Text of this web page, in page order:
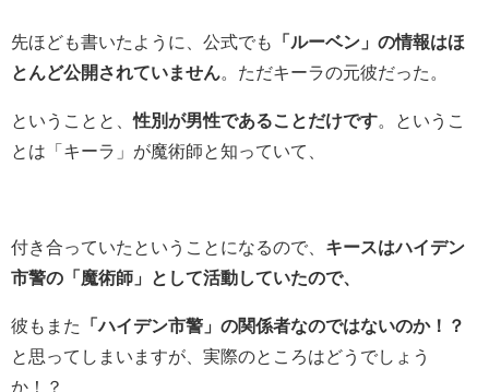
先ほども書いたように、公式でも
「ルーベン」の情報はほ
とんど公開されていません 。ただキーラの元彼だった。
ということと、性別が男性であることだけです 。というこ
とは「キーラ」が魔術師と知っていて、
付き合っていたということになるので、 キースはハイデン
市警の「魔術師」として活動していたので、
彼もまた
「ハイデン市警」の関係者なのではないのか！？
と思ってしまいますが、実際のところはどうでしょう
か！？